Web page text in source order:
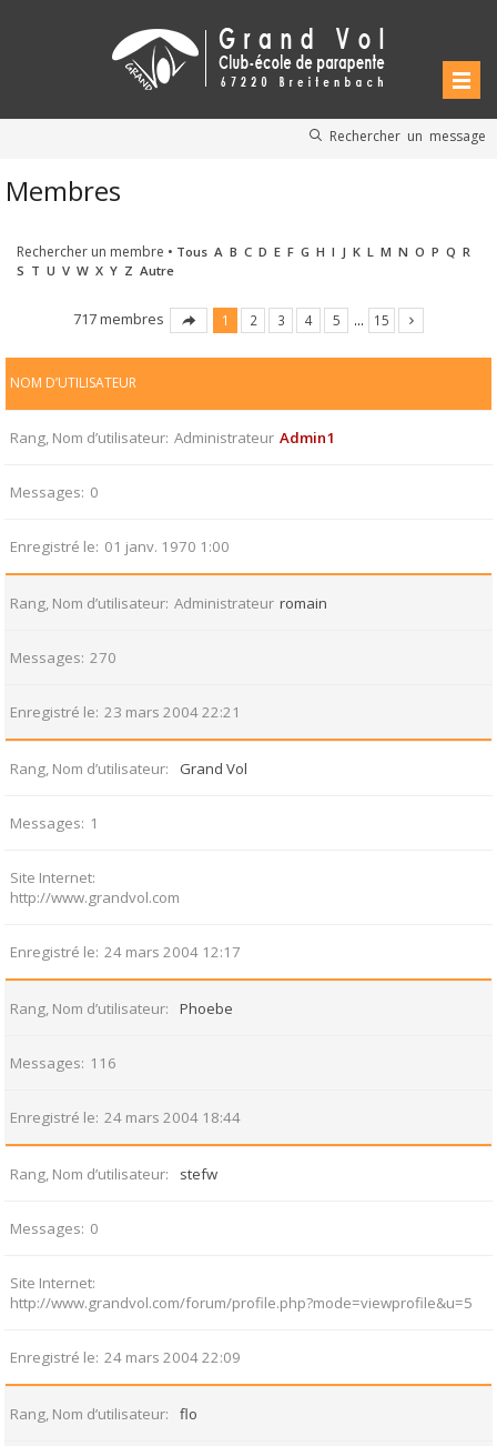
Rechercher un message
Membres
Rechercher un membre • Tous A B C D E F G H I J K L M N O P Q R
S T U V W X Y Z Autre
717 membres 1 2 3 4 5 … 15
NOM D’UTILISATEUR
Rang, Nom d’utilisateur Administrateur Admin1
Messages 0
Enregistré le 01 janv. 1970 1:00
Rang, Nom d’utilisateur Administrateur romain
Messages 270
Enregistré le 23 mars 2004 22:21
Rang, Nom d’utilisateur Grand Vol
Messages 1
Site Internet
http://www.grandvol.com
Enregistré le 24 mars 2004 12:17
Rang, Nom d’utilisateur Phoebe
Messages 116
Enregistré le 24 mars 2004 18:44
Rang, Nom d’utilisateur stefw
Messages 0
Site Internet
http://www.grandvol.com/forum/profile.php?mode=viewprofile&u=5
Enregistré le 24 mars 2004 22:09
Rang, Nom d’utilisateur flo